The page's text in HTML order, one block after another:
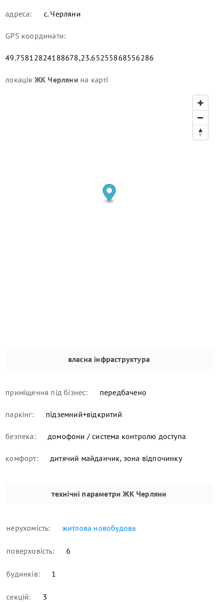
адреса: с. Черляни
GPS координати:
49.75812824188678,23.65255868556286
локація ЖК Черляни на карті
власна інфраструктура
приміщення під бізнес: передбачено
паркінг: підземний+відкритий
безпека: домофони / система контролю доступа
комфорт: дитячий майданчик, зона відпочинку
технічні параметри ЖК Черляни
нерухомість: житлова новобудова
поверховість: 6
будинків: 1
секцій: 3